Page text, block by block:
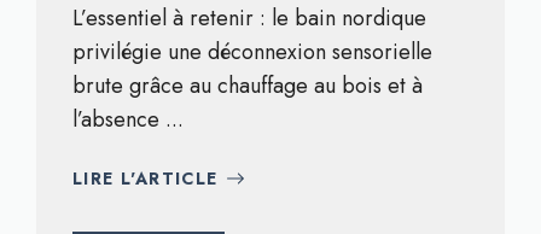
L’essentiel à retenir : le bain nordique
privilégie une déconnexion sensorielle
brute grâce au chauffage au bois et à
l’absence ...
LIRE L'ARTICLE